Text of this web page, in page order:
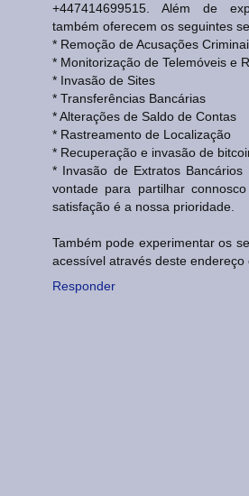
+447414699515. Além de
também oferecem os seguintes
* Remoção de Acusações
* Monitorização de Telemóveis e
* Invasão de Sites
* Transferências Bancárias
* Alterações de Saldo de Contas
* Rastreamento de Localização
* Recuperação e invasão de
* Invasão de Extratos
vontade para partilhar
satisfação é a nossa prioridade.
Também pode experimentar os
acessível através deste endereço
Responder